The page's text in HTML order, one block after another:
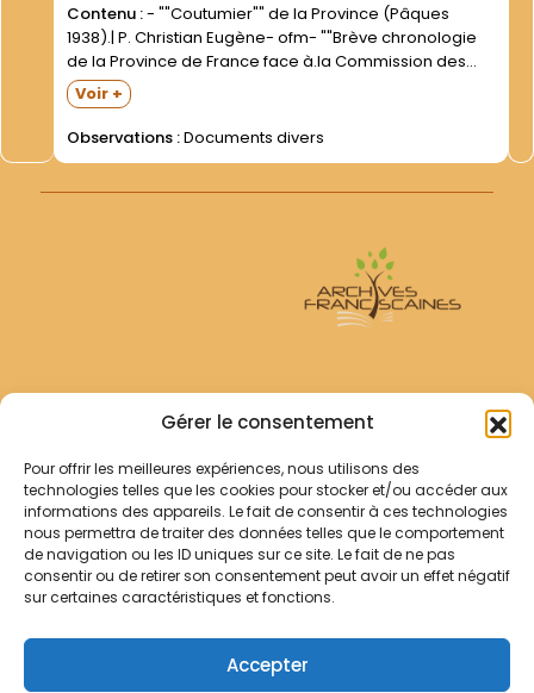
Gérer le consentement
Pour offrir les meilleures expériences, nous utilisons des
technologies telles que les cookies pour stocker et/ou accéder aux
informations des appareils. Le fait de consentir à ces technologies
nous permettra de traiter des données telles que le comportement
de navigation ou les ID uniques sur ce site. Le fait de ne pas
consentir ou de retirer son consentement peut avoir un effet négatif
sur certaines caractéristiques et fonctions.
Accepter
Contenu :- ""Coutumier"" de la Province (Pâques
1938).| P. Christian Eugène- ofm- ""Brève chronologie
de la Province de France face à.la Commission des
Réguliers et à la Révolution|Française. 1766-1800"". 12
D.|- ""Statuts provinciaux"" (Paris- 1977).| Annuaire-
""Elenchus"" de la Province (1980).| P....
Voir +
Observations :Documents divers
Archives Franciscaines
RECHERCHER
Comment chercher ?
Les archives
Notre démarche
Contact